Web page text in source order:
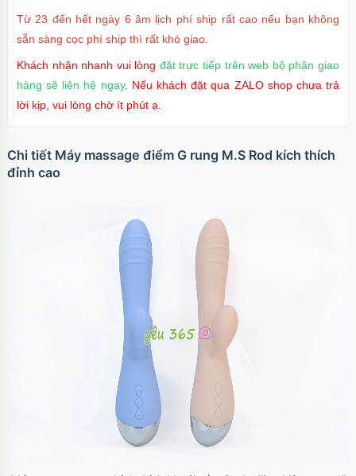
Ốp lưng iPhone 17 TPU Space trong suốt tối
giản
Từ 23 đến hết ngày 6 âm lịch phí ship rất cao nếu bạn không
sẵn sàng cọc phí ship thì rất khó giao.
Khách nhận nhanh vui lòng đặt trực tiếp trên web bộ phận giao
hàng sẽ liên hệ ngay. Nếu khách đặt qua ZALO shop chưa trả
lời kịp, vui lòng chờ ít phút ạ.
Chi tiết Máy massage điểm G rung M.S Rod kích thích
đỉnh cao